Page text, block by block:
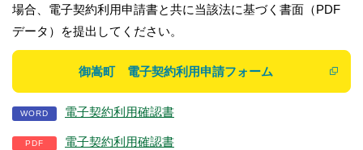
場合、電子契約利用申請書と共に当該法に基づく書面（PDF
データ）を提出してください。
御嵩町 電子契約利用申請フォーム
電子契約利用確認書
電子契約利用確認書